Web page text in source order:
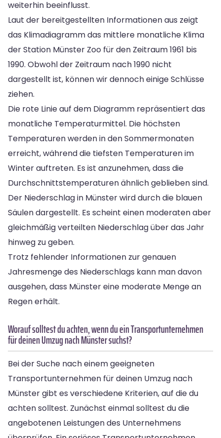
weiterhin beeinflusst.
Laut der bereitgestellten Informationen aus zeigt
das Klimadiagramm das mittlere monatliche Klima
der Station Münster Zoo für den Zeitraum 1961 bis
1990. Obwohl der Zeitraum nach 1990 nicht
dargestellt ist, können wir dennoch einige Schlüsse
ziehen.
Die rote Linie auf dem Diagramm repräsentiert das
monatliche Temperaturmittel. Die höchsten
Temperaturen werden in den Sommermonaten
erreicht, während die tiefsten Temperaturen im
Winter auftreten. Es ist anzunehmen, dass die
Durchschnittstemperaturen ähnlich geblieben sind.
Der Niederschlag in Münster wird durch die blauen
Säulen dargestellt. Es scheint einen moderaten aber
gleichmäßig verteilten Niederschlag über das Jahr
hinweg zu geben.
Trotz fehlender Informationen zur genauen
Jahresmenge des Niederschlags kann man davon
ausgehen, dass Münster eine moderate Menge an
Regen erhält.
Worauf solltest du achten, wenn du ein Transportunternehmen
für deinen Umzug nach Münster suchst?
Bei der Suche nach einem geeigneten
Transportunternehmen für deinen Umzug nach
Münster gibt es verschiedene Kriterien, auf die du
achten solltest. Zunächst einmal solltest du die
angebotenen Leistungen des Unternehmens